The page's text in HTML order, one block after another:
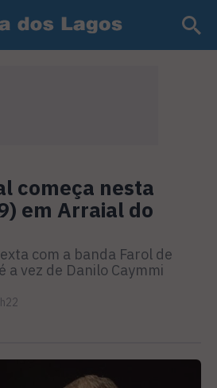
começa nesta
em Arraial do
com a banda Farol de
a vez de Danilo Caymmi